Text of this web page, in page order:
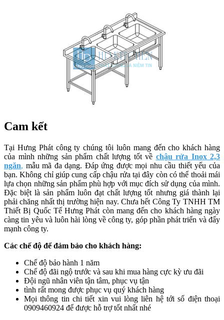
Cam kết
Tại Hưng Phát công ty chúng tôi luôn mang đến cho khách hàng
của mình những sản phẩm chất lượng tốt về chậu rửa Inox 2,3
ngăn, mẫu mã đa dạng. Đáp ứng được mọi nhu cầu thiết yếu của
bạn. Không chỉ giúp cung cấp chậu rửa tại đây còn có thể thoải mái
lựa chọn những sản phẩm phù hợp với mục đích sử dụng của mình.
Đặc biệt là sản phẩm luôn đạt chất lượng tốt nhưng giá thành lại
phải chăng nhất thị trường hiện nay. Chưa hết Công Ty TNHH TM
Thiết Bị Quốc Tế Hưng Phát còn mang đến cho khách hàng ngày
càng tin yêu và luôn hài lòng về công ty, góp phần phát triển và đẩy
mạnh công ty.
Các chế độ để đảm bảo cho khách hàng:
Chế độ bảo hành 1 năm
Chế độ đãi ngộ trước và sau khi mua hàng cực kỳ ưu đãi
Đội ngũ nhân viên tận tâm, phục vụ tận
tình rất mong được phục vụ quý khách hàng
Mọi thông tin chi tiết xin vui lòng liên hệ tới số điện thoại
0909460924 để được hỗ trợ tốt nhất nhé